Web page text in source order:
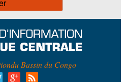
du Bassin du Congo